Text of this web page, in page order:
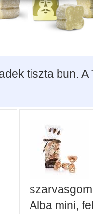
tiszta bun.
Alba mini,